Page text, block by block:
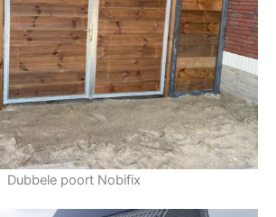
Dubbele poort Nobifix